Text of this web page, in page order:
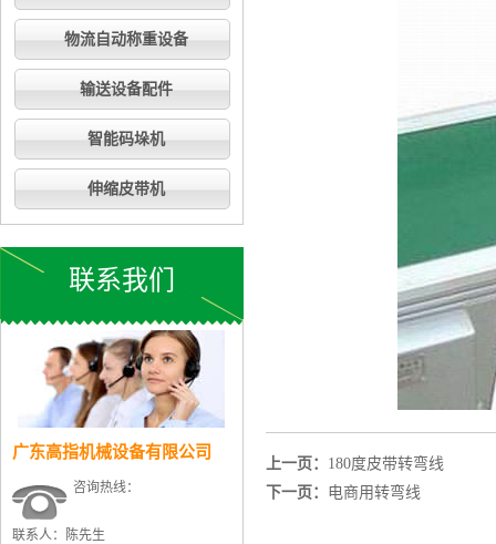
物流自动称重设备
输送设备配件
智能码垛机
伸缩皮带机
联系我们
广东高指机械设备有限公司
咨询热线：
联系人：陈先生
上一页： 180度皮带转弯线
下一页： 电商用转弯线